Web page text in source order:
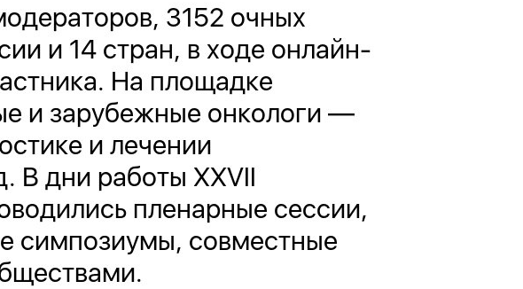
3152 очных
и 14 стран, в ходе онлайн-
На площадке
и зарубежные онкологи —
и лечении
В дни работы XXVII
пленарные сессии,
симпозиумы, совместные